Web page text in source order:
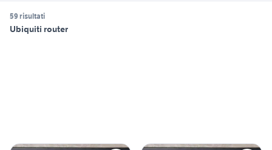
59 risultati
Ubiquiti router